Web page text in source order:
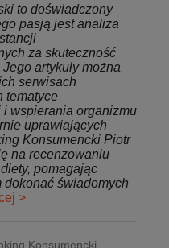
to doświadczony
pasją jest analiza
za skuteczność
artykuły można
serwisach
tematyce
i wspierania organizmu
uprawiających
Konsumencki Piotr
na recenzowaniu
pomagając
dokonać świadomych
>
Konsumencki